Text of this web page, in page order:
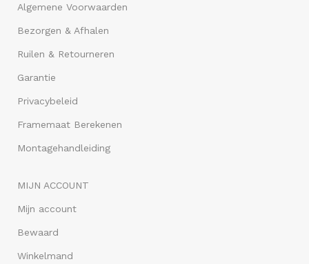
Algemene Voorwaarden
Bezorgen & Afhalen
Ruilen & Retourneren
Garantie
Privacybeleid
Framemaat Berekenen
Montagehandleiding
MIJN ACCOUNT
Mijn account
Bewaard
Winkelmand